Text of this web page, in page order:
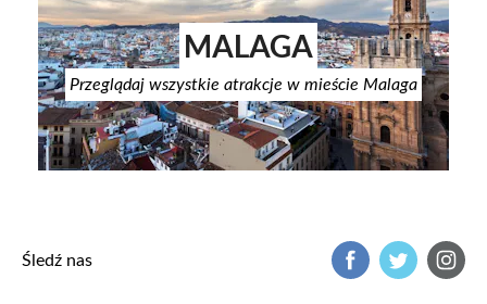
MALAGA
Przeglądaj wszystkie atrakcje w mieście Malaga
Śledź nas